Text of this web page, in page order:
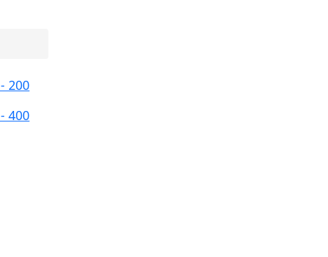
200
400